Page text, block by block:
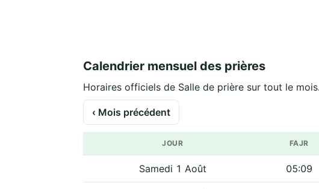
Calendrier mensuel des prières
Horaires officiels de Salle de prière sur tout le mois.
‹ Mois précédent
JOUR FAJR
Samedi 1 Août 05:09